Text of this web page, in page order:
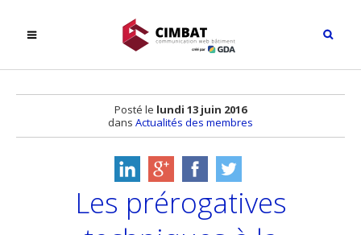
Posté le lundi 13 juin 2016
dans Actualités des membres
Les prérogatives